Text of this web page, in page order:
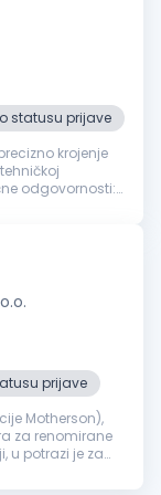
statusu prijave
krojenje
odgovornosti:
prijave
Motherson),
za renomirane
u potrazi je za